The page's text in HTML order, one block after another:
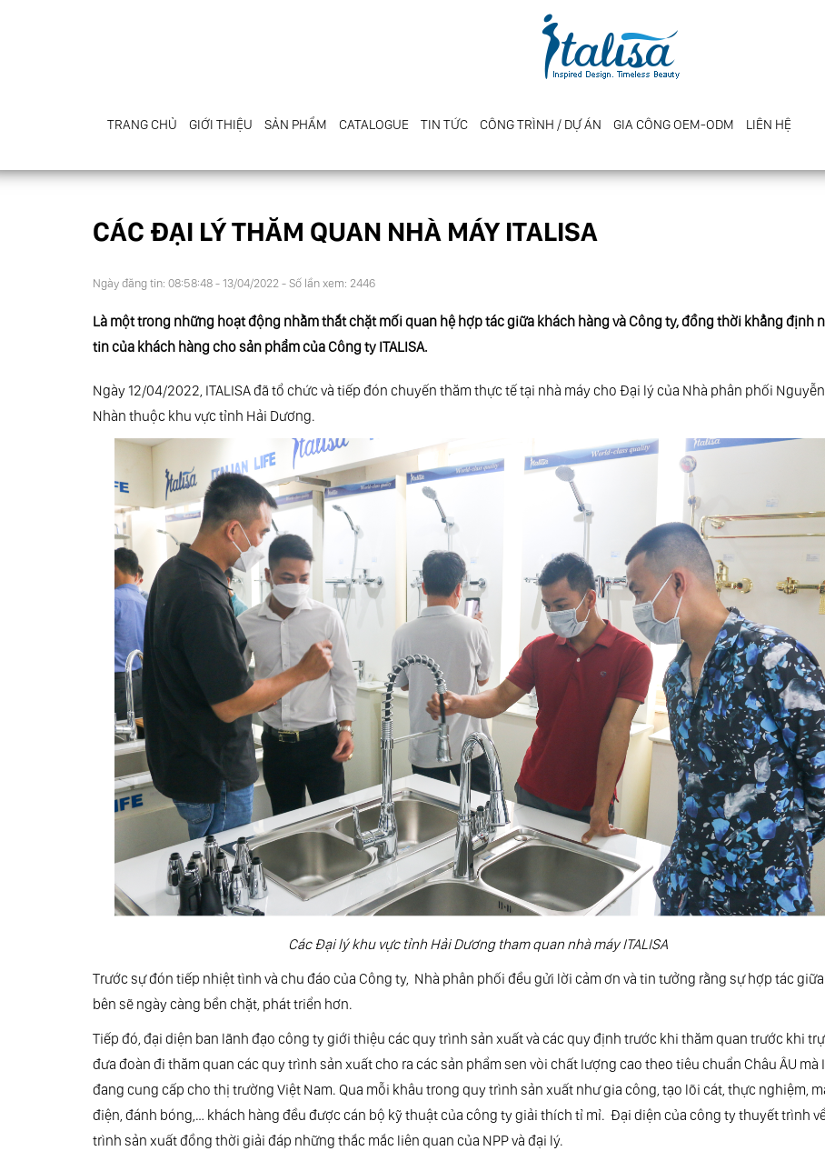
TRANG CHỦ GIỚI THIỆU SẢN PHẨM CATALOGUE TIN TỨC CÔNG TRÌNH / DỰ ÁN GIA CÔNG OEM-ODM LIÊN HỆ
CÁC ĐẠI LÝ THĂM QUAN NHÀ MÁY ITALISA
Ngày đăng tin: 08:58:48 - 13/04/2022 - Số lần xem: 2446
Là một trong những hoạt động nhằm thắt chặt mối quan hệ hợp tác giữa khách hàng và Công ty, đồng thời khẳng định
tin của khách hàng cho sản phẩm của Công ty ITALISA.
Ngày 12/04/2022, ITALISA đã tổ chức và tiếp đón chuyến thăm thực tế tại nhà máy cho Đại lý của Nhà phân phối
Nhàn thuộc khu vực tỉnh Hải Dương.
Các Đại lý khu vực tỉnh Hải Dương tham quan nhà máy ITALISA
Trước sự đón tiếp nhiệt tình và chu đáo của Công ty, Nhà phân phối đều gửi lời cảm ơn và tin tưởng rằng sự hợp tác
bên sẽ ngày càng bền chặt, phát triển hơn.
Tiếp đó, đại diện ban lãnh đạo công ty giới thiệu các quy trình sản xuất và các quy định trước khi thăm quan trước khi
đưa đoàn đi thăm quan các quy trình sản xuất cho ra các sản phẩm sen vòi chất lượng cao theo tiêu chuẩn Châu ÂU mà
đang cung cấp cho thị trường Việt Nam. Qua mỗi khâu trong quy trình sản xuất như gia công, tạo lõi cát, thực nghiệm,
điện, đánh bóng,… khách hàng đều được cán bộ kỹ thuật của công ty giải thích tỉ mỉ. Đại diện của công ty thuyết trình
trình sản xuất đồng thời giải đáp những thắc mắc liên quan của NPP và đại lý.